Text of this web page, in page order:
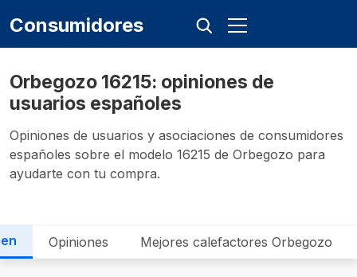
Consumidores
Orbegozo 16215: opiniones de
usuarios españoles
Opiniones de usuarios y asociaciones de consumidores
españoles sobre el modelo 16215 de Orbegozo para
ayudarte con tu compra.
Opiniones Mejores calefactores Orbegozo